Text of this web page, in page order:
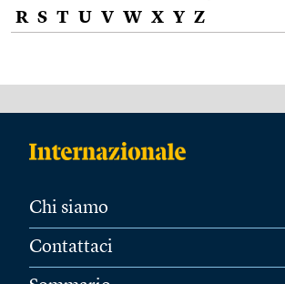
R S T U V W X Y Z
Chi siamo
Contattaci